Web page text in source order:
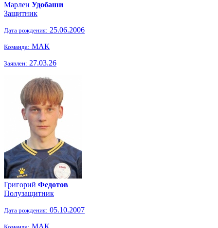
Марлен Удобаши
Защитник
Дата рождения: 25.06.2006
Команда: МАК
Заявлен: 27.03.26
Григорий Федотов
Полузащитник
Дата рождения: 05.10.2007
МАК